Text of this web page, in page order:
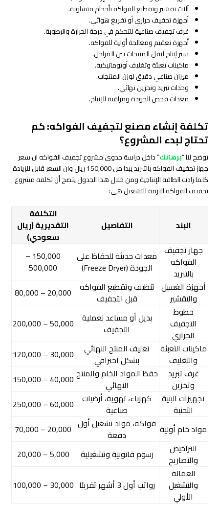
آلات تقشير وتقطيع الفواكه بأحجام متساوية.
أجهزة تجفيف حراري أو تفريغ هوائي.
غرف تجفيف صناعية للتحكم في درجة الحرارة والرطوبة.
أجهزة تعقيم ومعالجة أولية للفواكه.
سير إنتاج لنقل المنتجات بين المراحل.
ماكينات تعبئة وتغليف أوتوماتيكية.
ميزان صناعي دقيق لوزن المنتجات.
وحدات تبريد وتخزين نهائي.
معدات فحص الجودة ومراقبة الإنتاج.
تكلفة إنشاء مصنع لتجفيف الفواكه: كم
تحتاج لبدء المشروع؟
توضح لنا “برهانك” داخل دراسة جدوى مشروع تجفيف الفواكه ان سعر
جهاز تجفيف الفواكه بالتبريد يبدا من 150,000 ريال وان السعر قابل للزيادة
كلما زادت الطاقة الإنتاجية ومن خلال هذا الجدول يتضح أن تكلفة مشروع
تجفيف الفواكه الازمة للتشغيل هي:
البند التفاصيل
التكلفة
التقديرية (ريال
سعودي)
جهاز تجفيف
الفواكه
بالتبريد
معدات حديثة للحفاظ على
الجودة (Freeze Dryer)
150,000 –
500,000
أجهزة الغسيل
والتقشير
تنظيف وتقطيع الفواكه
قبل التجفيف
20,000 – 80,000
خطوط
التجفيف
الحراري
بديل أو مساعد لعملية
التجفيف
50,000 – 200,000
ماكينات التعبئة
والتغليف
تغليف المنتج النهائي
بشكل احترافي
30,000 – 120,000
غرف تبريد
وتخزين
حفظ المواد الخام والمنتج
النهائي
40,000 – 150,000
تجهيزات البنية
التحتية
كهرباء، تهوية، أرضيات
صناعية
60,000 – 250,000
مواد خام أولية فواكه، مواد تشغيل أول
دفعة
20,000 – 70,000
التراخيص
والتصاريح
رسوم قانونية وتشغيلية
5,000 – 20,000
العمالة
والتشغيل
الأولي
رواتب أول 3 أشهر تقريبًا 30,000 – 100,000